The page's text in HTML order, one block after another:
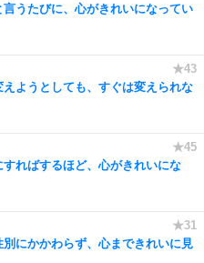
言うたびに、心がきれいになってい
えようとしても、すぐは変えられな
すればするほど、心がきれいにな
別にかかわらず、心まできれいに見